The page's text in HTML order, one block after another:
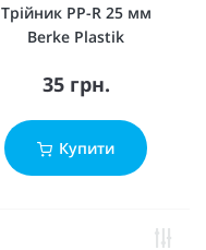
Трійник PP-R 25 мм
Berke Plastik
35 грн.
Купити